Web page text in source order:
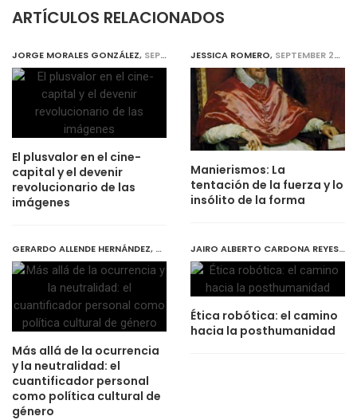
ARTÍCULOS RELACIONADOS
JORGE MORALES GONZÁLEZ, SEPTEMBER 27, 2018
El plusvalor en el cine-
capital y el devenir
revolucionario de las
imágenes
JESSICA ROMERO, SEPTEMBER 27, 2018
Manierismos: La
tentación de la fuerza y lo
insólito de la forma
GERARDO ALLENDE HERNÁNDEZ, SEPTEMBER 27, 2018
Más allá de la ocurrencia
y la neutralidad: el
cuantificador personal
como política cultural de
género
JAIRO ALBERTO CARDONA REYES
,
Ética robótica: el camino
hacia la posthumanidad